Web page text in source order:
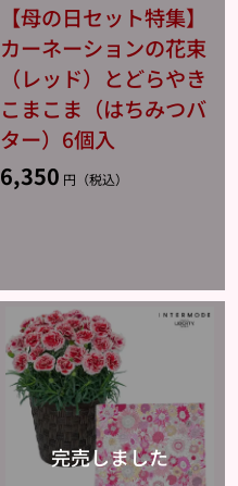
【母の日セット特集】
カーネーションの花束
（レッド）とどらやき
こまこま（はちみつバ
ター）6個入
6,350 円（税込）